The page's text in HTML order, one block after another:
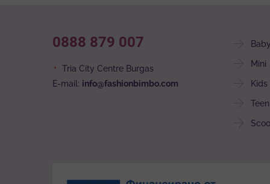
0888 879 007
Tria City Centre Burgas
E-mail: info@fashionbimbo.com
Mini
Kids
Teen